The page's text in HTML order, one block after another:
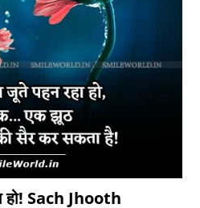
हो! Sach Jhooth